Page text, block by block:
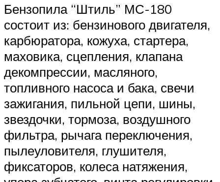
Бензопила “Штиль” МС-180
состоит из: бензинового двигателя,
карбюратора, кожуха, стартера,
маховика, сцепления, клапана
декомпрессии, масляного,
топливного насоса и бака, свечи
зажигания, пильной цепи, шины,
звездочки, тормоза, воздушного
фильтра, рычага переключения,
пылеуловителя, глушителя,
фиксаторов, колеса натяжения,